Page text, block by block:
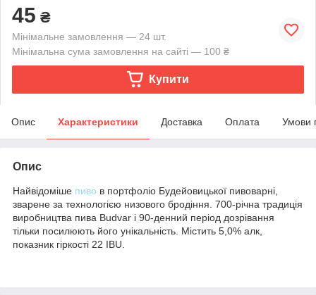
45 ₴
Мінімальне замовлення — 24 шт.
Мінімальна сума замовлення на сайті — 100 ₴
Купити
Опис Характеристики Доставка Оплата Умови
Опис
Найвідоміше пиво в портфоліо Будейовицької пивоварні,
зварене за технологією низового бродіння. 700-річна традиція
виробництва пива Budvar і 90-денний період дозрівання
тільки посилюють його унікальність. Містить 5,0% алк,
показник гіркості 22 IBU.